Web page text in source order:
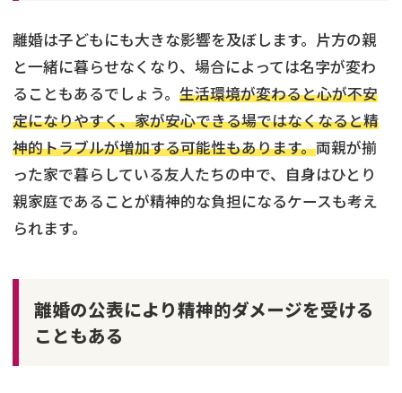
離婚は子どもにも大きな影響を及ぼします。片方の親
と一緒に暮らせなくなり、場合によっては名字が変わ
ることもあるでしょう。 生活環境が変わると心が不安
定になりやすく、家が安心できる場ではなくなると精
神的トラブルが増加する可能性もあります。両親が揃
った家で暮らしている友人たちの中で、自身はひとり
親家庭であることが精神的な負担になるケースも考え
られます。
離婚の公表により精神的ダメージを受ける
こともある